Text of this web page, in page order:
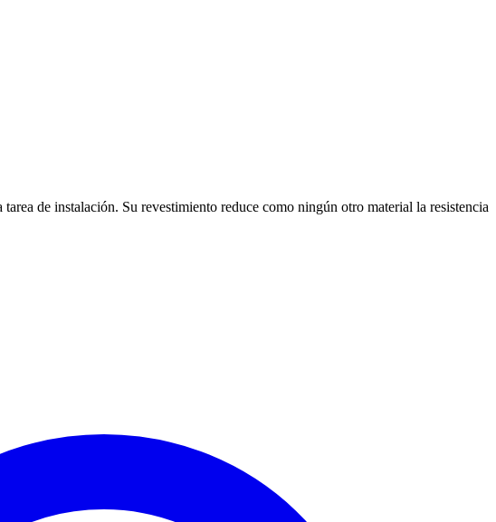
de instalación. Su revestimiento reduce como ningún otro material la resistencia